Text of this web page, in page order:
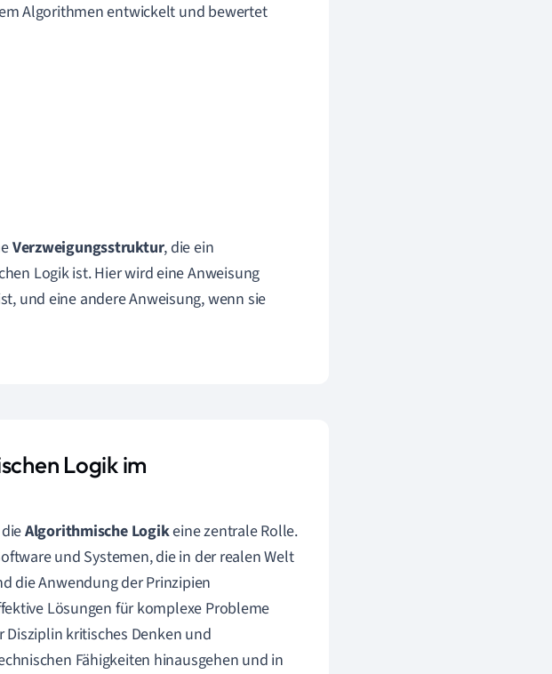
Algorithmen entwickelt und bewertet
Verzweigungsstruktur, die ein
Logik ist. Hier wird eine Anweisung
und eine andere Anweisung, wenn sie
Logik im
Algorithmische Logikeine zentrale Rolle.
und Systemen, die in der realen Welt
die Anwendung der Prinzipien
Lösungen für komplexe Probleme
kritisches Denken und
Fähigkeiten hinausgehen und in